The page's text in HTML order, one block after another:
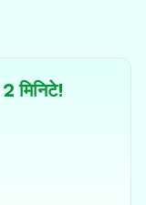
2 मिनिटे!